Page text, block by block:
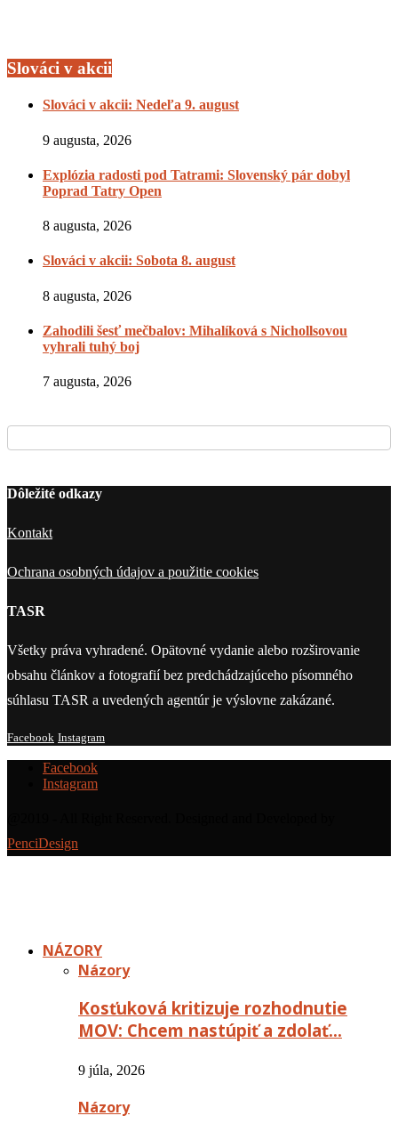
Slováci v akcii
Slováci v akcii: Nedeľa 9. august
9 augusta, 2026
Explózia radosti pod Tatrami: Slovenský pár dobyl
Poprad Tatry Open
8 augusta, 2026
Slováci v akcii: Sobota 8. august
8 augusta, 2026
Zahodili šesť mečbalov: Mihalíková s Nichollsovou
vyhrali tuhý boj
7 augusta, 2026
Dôležité odkazy
Kontakt
Ochrana osobných údajov a použitie cookies
TASR
Všetky práva vyhradené. Opätovné vydanie alebo rozširovanie
obsahu článkov a fotografií bez predchádzajúceho písomného
súhlasu TASR a uvedených agentúr je výslovne zakázané.
Facebook Instagram
Facebook
Instagram
PenciDesign
NÁZORY
Názory
Kosťuková kritizuje rozhodnutie
MOV: Chcem nastúpiť a zdolať…
9 júla, 2026
Názory